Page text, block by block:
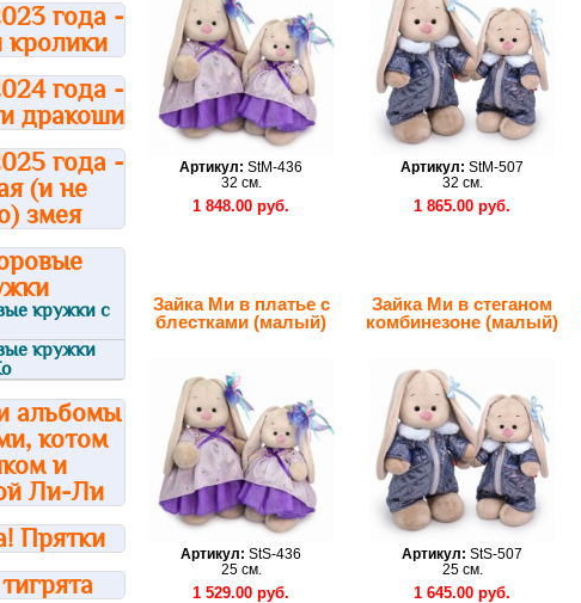
года -
года -
дракоши
года -
(и не
змея
кружки с
кружки
альбомы
котом
и
Ли-Ли
Прятки
Артикул: StM-436
32 см.
1 848.00 руб.
Артикул: StM-507
32 см.
1 865.00 руб.
Зайка Ми в платье с
блестками (малый)
Артикул: StS-436
25 см.
1 529.00 руб.
Зайка Ми в стеганом
комбинезоне (малый)
Артикул: StS-507
25 см.
1 645.00 руб.